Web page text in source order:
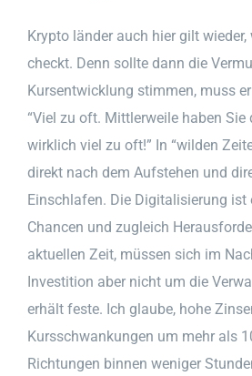
Krypto länder auch hier gilt
checkt. Denn sollte dann die
Kursentwicklung stimmen, muss
“Viel zu oft. Mittlerweile haben Sie
wirklich viel zu oft!” In “wilden
direkt nach dem Aufstehen und
Einschlafen. Die Digitalisierung ist
Chancen und zugleich
aktuellen Zeit, müssen sich im
Investition aber nicht um die
erhält feste. Ich glaube, hohe
Kursschwankungen um mehr als
Richtungen binnen weniger